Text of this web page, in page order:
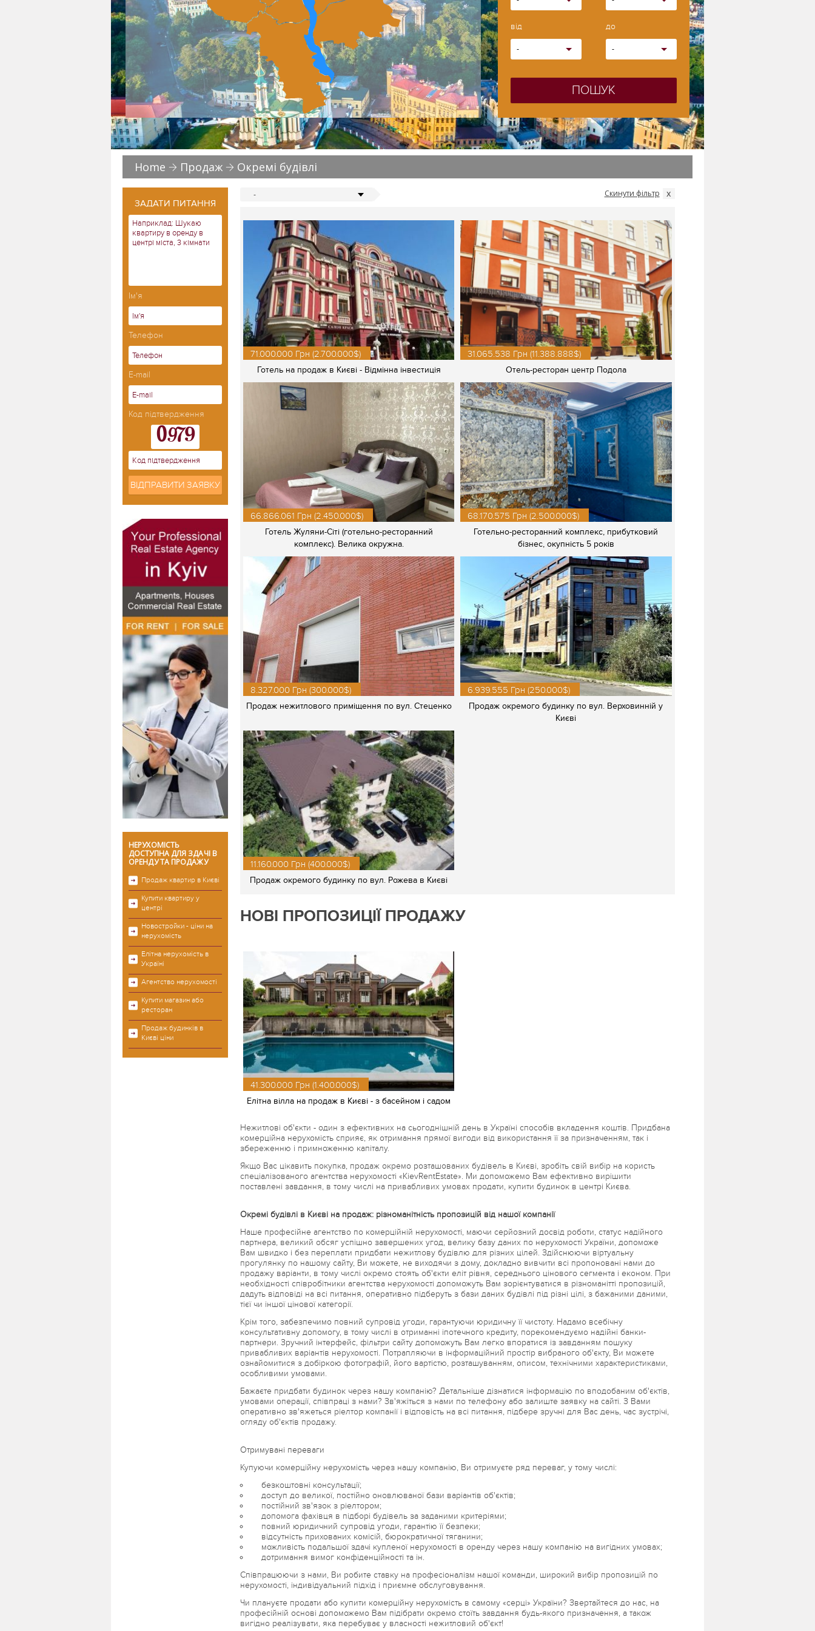
від
-
до
-
ПОШУК
Home Продаж Окремі будівлі
ЗАДАТИ ПИТАННЯ
Ім'я
Телефон
E-mail
Код підтвердження
ВІДПРАВИТИ ЗАЯВКУ
НЕРУХОМІСТЬ
ДОСТУПНА ДЛЯ ЗДАЧІ В
ОРЕНДУ ТА ПРОДАЖУ
Продаж квартир в Києві
Купити квартиру у
центрі
Новостройки - ціни на
нерухомість
Елітна нерухомість в
Україні
Агентство нерухомості
Купити магазин або
ресторан
Продаж будинків в
Києві ціни
- Скинути фільтр x
71.000.000 Грн (2.700.000$)
Готель на продаж в Києві - Відмінна інвестиція
31.065.538 Грн (11.388.888$)
Отель-ресторан центр Подола
66.866.061 Грн (2.450.000$)
Готель Жуляни-Сіті (готельно-ресторанний
комплекс). Велика окружна.
68.170.575 Грн (2.500.000$)
Готельно-ресторанний комплекс, прибутковий
бізнес, окупність 5 років
8.327.000 Грн (300.000$)
Продаж нежитлового приміщення по вул. Стеценко
6.939.555 Грн (250.000$)
Продаж окремого будинку по вул. Верховинній у
Києві
11.160.000 Грн (400.000$)
Продаж окремого будинку по вул. Рожева в Києві
НОВІ ПРОПОЗИЦІЇ ПРОДАЖУ
41.300.000 Грн (1.400.000$)
Елітна вілла на продаж в Києві - з басейном і садом
Нежитлові об'єкти - один з ефективних на сьогоднішній день в Україні способів вкладення коштів. Придбана
комерційна нерухомість сприяє, як отримання прямої вигоди від використання її за призначенням, так і
збереженню і примноженню капіталу.
Якщо Вас цікавить покупка, продаж окремо розташованих будівель в Києві, зробіть свій вибір на користь
спеціалізованого агентства нерухомості «KievRentEstate». Ми допоможемо Вам ефективно вирішити
поставлені завдання, в тому числі на привабливих умовах продати, купити будинок в центрі Києва.
Окремі будівлі в Києві на продаж: різноманітність пропозицій від нашої компанії
Наше професійне агентство по комерційній нерухомості, маючи серйозний досвід роботи, статус надійного
партнера, великий обсяг успішно завершених угод, велику базу даних по нерухомості України, допоможе
Вам швидко і без переплати придбати нежитлову будівлю для різних цілей. Здійснюючи віртуальну
прогулянку по нашому сайту, Ви можете, не виходячи з дому, докладно вивчити всі пропоновані нами до
продажу варіанти, в тому числі окремо стоять об'єкти еліт рівня, середнього цінового сегмента і економ. При
необхідності співробітники агентства нерухомості допоможуть Вам зорієнтуватися в різноманітті пропозицій,
дадуть відповіді на всі питання, оперативно підберуть з бази даних будівлі під різні цілі, з бажаними даними,
тієї чи іншої цінової категорії.
Крім того, забезпечимо повний супровід угоди, гарантуючи юридичну її чистоту. Надамо всебічну
консультативну допомогу, в тому числі в отриманні іпотечного кредиту, порекомендуємо надійні банки-
партнери. Зручний інтерфейс, фільтри сайту допоможуть Вам легко впоратися із завданням пошуку
привабливих варіантів нерухомості. Потрапляючи в інформаційний простір вибраного об'єкту, Ви можете
ознайомитися з добіркою фотографій, його вартістю, розташуванням, описом, технічними характеристиками,
особливими умовами.
Бажаєте придбати будинок через нашу компанію? Детальніше дізнатися інформацію по вподобаним об'єктів,
умовами операції, співпраці з нами? Зв'яжіться з нами по телефону або залиште заявку на сайті. З Вами
оперативно зв'яжеться ріелтор компанії і відповість на всі питання, підбере зручні для Вас день, час зустрічі,
огляду об'єктів продажу.
Отримувані переваги
Купуючи комерційну нерухомість через нашу компанію, Ви отримуєте ряд переваг, у тому числі:
безкоштовні консультації;
доступ до великої, постійно оновлюваної бази варіантів об'єктів;
постійний зв'язок з ріелтором;
допомога фахівця в підборі будівель за заданими критеріями;
повний юридичний супровід угоди, гарантію її безпеки;
відсутність прихованих комісій, бюрократичної тяганини;
можливість подальшої здачі купленої нерухомості в оренду через нашу компанію на вигідних умовах;
дотримання вимог конфіденційності та ін.
Співпрацюючи з нами, Ви робите ставку на професіоналізм нашої команди, широкий вибір пропозицій по
нерухомості, індивідуальний підхід і приємне обслуговування.
Чи плануєте продати або купити комерційну нерухомість в самому «серці» України? Звертайтеся до нас, на
професійній основі допоможемо Вам підібрати окремо стоїть завдання будь-якого призначення, а також
вигідно реалізувати, яка перебуває у власності нежитловий об'єкт!